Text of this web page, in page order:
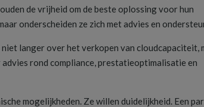
de vrijheid om de beste oplossing voor hun
onderscheiden ze zich met advies en
langer over het verkopen van cloudcapaciteit,
rond compliance, prestatieoptimalisatie en
mogelijkheden. Ze willen duidelijkheid. Een